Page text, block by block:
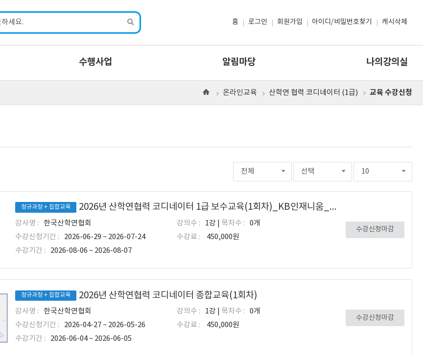
홈 로그인 회원가입 아이디/비밀번호찾기 캐시삭제
수행사업 알림마당 나의강의실
홈
온라인교육 산학연 협력 코디네이터 (1급) 교육 수강신청
전체 선택 10
정규과정 + 집합교육 2026년 산학연협력 코디네이터 1급 보수교육(1회차)_KB인재니움_사천
강사명 : 한국산학연협회 강의수 : 1강 | 목차수 :
0개
수강신청기간 :
2026-06-29 ~ 2026-07-24 수강료 :
450,000원
수강기간 :
2026-08-06 ~ 2026-08-07
수강신청마감
정규과정 + 집합교육 2026년 산학연협력 코디네이터 종합교육(1회차)
강사명 : 한국산학연협회 강의수 : 1강 | 목차수 :
0개
수강신청기간 :
2026-04-27 ~ 2026-05-26 수강료 :
450,000원
수강기간 :
2026-06-04 ~ 2026-06-05
수강신청마감